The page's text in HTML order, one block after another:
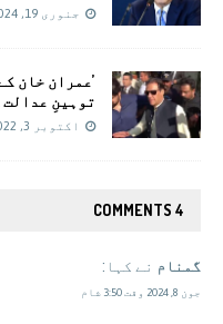
جنوری 19, 2024
’عمران خان
توہینِ عدالت
اکتوبر 3, 2022
4 COMMENTS
گمنام نے کہا:
جون 8, 2024 وقت 3:50 شام